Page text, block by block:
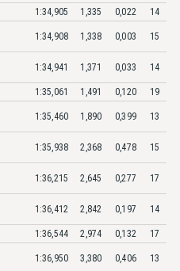
1:34,905 1,335 0,022 14
1:34,908 1,338 0,003 15
1:34,941 1,371 0,033 14
1:35,061 1,491 0,120 19
1:35,460 1,890 0,399 13
1:35,938 2,368 0,478 15
1:36,215 2,645 0,277 17
1:36,412 2,842 0,197 14
1:36,544 2,974 0,132 17
1:36,950 3,380 0,406 13